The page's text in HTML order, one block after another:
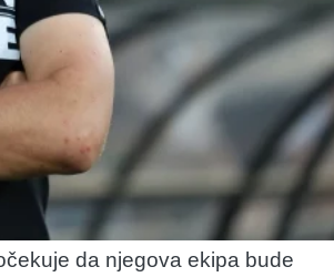
da njegova ekipa bude